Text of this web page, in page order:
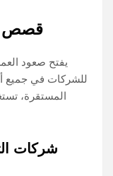
قصص
يفتح صعود
للشركات في جميع
المستقرة،
شركات